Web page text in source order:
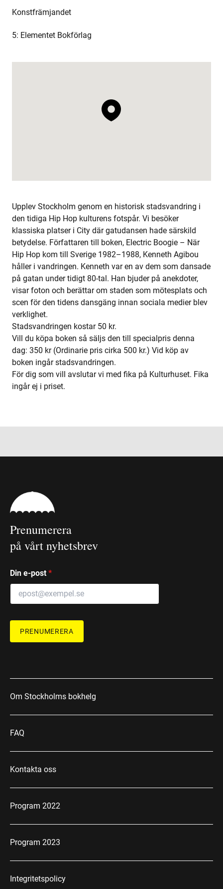
Konstfrämjandet
5: Elementet Bokförlag
Upplev Stockholm genom en historisk stadsvandring i
den tidiga Hip Hop kulturens fotspår. Vi besöker
klassiska platser i City där gatudansen hade särskild
betydelse. Författaren till boken, Electric Boogie – När
Hip Hop kom till Sverige 1982–1988, Kenneth Agibou
håller i vandringen. Kenneth var en av dem som dansade
på gatan under tidigt 80-tal. Han bjuder på anekdoter,
visar foton och berättar om staden som mötesplats och
scen för den tidens dansgäng innan sociala medier blev
verklighet.
Stadsvandringen kostar 50 kr.
Vill du köpa boken så säljs den till specialpris denna
dag: 350 kr (Ordinarie pris cirka 500 kr.) Vid köp av
boken ingår stadsvandringen.
För dig som vill avslutar vi med fika på Kulturhuset. Fika
ingår ej i priset.
Prenumerera
på vårt nyhetsbrev
Din e-post *
PRENUMERERA
Om Stockholms bokhelg
FAQ
Kontakta oss
Program 2022
Program 2023
Integritetspolicy